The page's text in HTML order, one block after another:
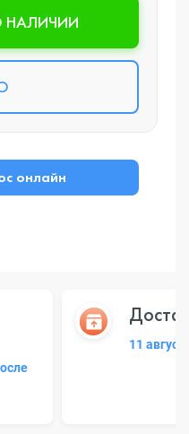
НАЛИЧИИ
онлайн
11